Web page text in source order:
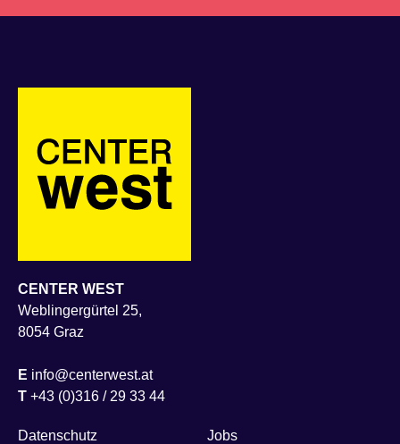
CENTER WEST
Weblingergürtel 25,
8054 Graz
E info@centerwest.at
T +43 (0)316 / 29 33 44
Datenschutz Jobs